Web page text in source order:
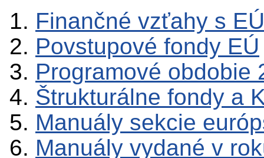
Finančné vzťahy s EÚ
Povstupové fondy EÚ
Programové obdobie
Štrukturálne fondy a
Manuály sekcie
Manuály vydané v